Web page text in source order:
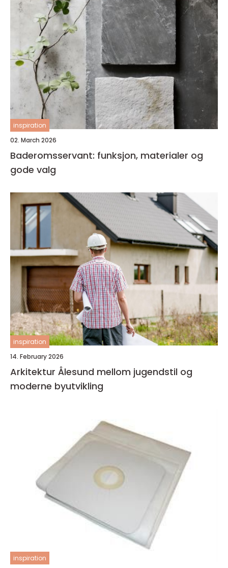
inspiration
02. March 2026
Baderomsservant: funksjon, materialer og
gode valg
inspiration
14. February 2026
Arkitektur Ålesund mellom jugendstil og
moderne byutvikling
inspiration